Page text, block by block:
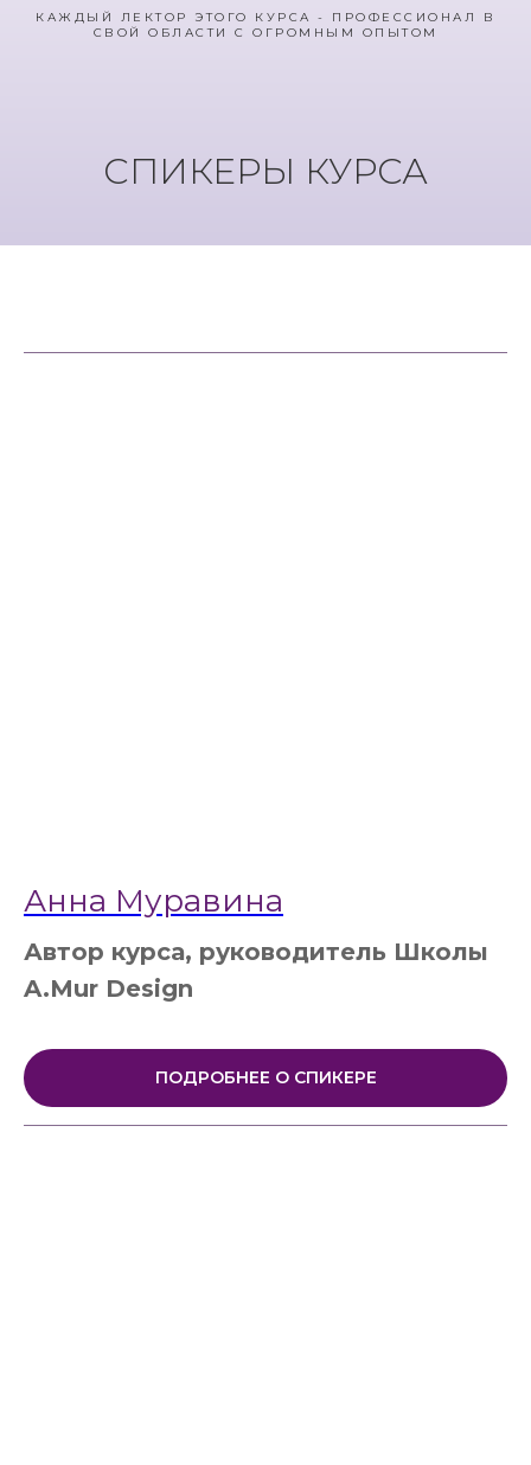
КАЖДЫЙ ЛЕКТОР ЭТОГО КУРСА - ПРОФЕССИОНАЛ В
СВОЙ ОБЛАСТИ С ОГРОМНЫМ ОПЫТОМ
СПИКЕРЫ КУРСА
Анна Муравина
Автор курса, руководитель Школы
A.Mur Design
ПОДРОБНЕЕ О СПИКЕРЕ